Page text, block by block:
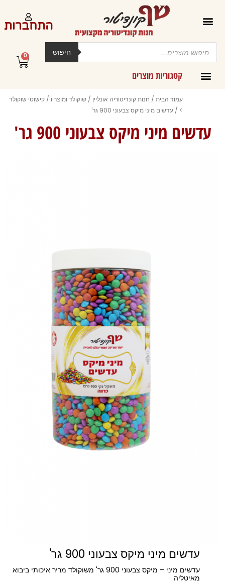
התחברות
Products
search
חיפוש
קטגוריות מוצרים
0
עגלת
קניות
עמוד הבית / חנות קונדיטוריה אונליין / שוקולד ומוצריו / קישוטי שוקולד
> / עדשים מיני מיקס צבעוני 900 גר'
עדשים מיני מיקס צבעוני 900 גר'
עדשים מיני מיקס צבעוני 900 גר'
עדשים מיני – מיקס צבעוני 900 גר' משוקולד מריר איכותי ביבוא
מאיטליה